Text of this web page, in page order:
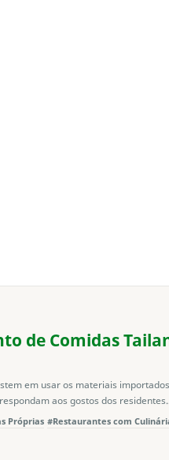
de Comidas
em usar os materiais
aos gostos dos
Próprias #Restaurantes com